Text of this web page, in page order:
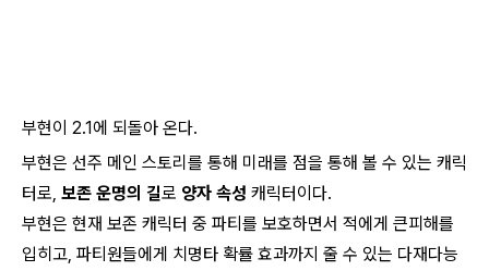
부현이 2.1에 되돌아 온다.
부현은 선주 메인 스토리를 통해 미래를 점을 통해 볼 수 있는 캐릭
터로, 보존 운명의 길로 양자 속성 캐릭터이다.
부현은 현재 보존 캐릭터 중 파티를 보호하면서 적에게 큰피해를
입히고, 파티원들에게 치명타 확률 효과까지 줄 수 있는 다재다능